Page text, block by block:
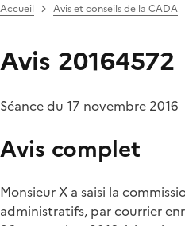
Accueil Avis et conseils de la CADA
Avis 20164572
Séance du 17 novembre 2016
Avis complet
Monsieur X a saisi la
administratifs, par courrier